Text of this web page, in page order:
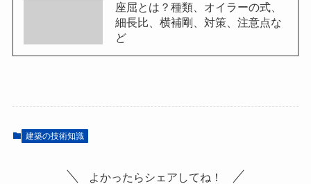
座屈とは？種類、オイラーの式、
細長比、横補剛、対策、注意点な
ど
建築の技術知識
よかったらシェアしてね！